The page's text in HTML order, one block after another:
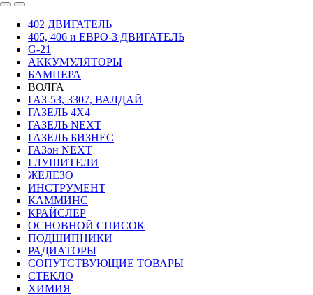
402 ДВИГАТЕЛЬ
405, 406 и ЕВРО-3 ДВИГАТЕЛЬ
G-21
АККУМУЛЯТОРЫ
БАМПЕРА
ВОЛГА
ГАЗ-53, 3307, ВАЛДАЙ
ГАЗЕЛЬ 4Х4
ГАЗЕЛЬ NEXT
ГАЗЕЛЬ БИЗНЕС
ГАЗон NEXT
ГЛУШИТЕЛИ
ЖЕЛЕЗО
ИНСТРУМЕНТ
КАММИНС
КРАЙСЛЕР
ОСНОВНОЙ СПИСОК
ПОДШИПНИКИ
РАДИАТОРЫ
СОПУТСТВУЮЩИЕ ТОВАРЫ
СТЕКЛО
ХИМИЯ